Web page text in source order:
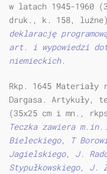
w latach 1945-1960
druk., k. 158,
deklarację
art. i wypowiedzi
niemieckich.
Rkp. 1645 Materiały
Dargasa. Artykuły,
(35x25 cm i mn.,
Teczka zawiera
Bieleckiego, T
Jagielskiego, J.
Stypułkowskiego, J.